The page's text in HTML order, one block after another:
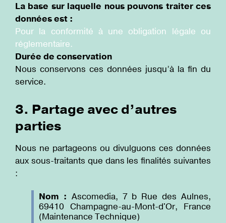
La base sur laquelle nous pouvons traiter ces
données est :
Pour la conformité à une obligation légale ou
réglementaire.
Durée de conservation
Nous conservons ces données jusqu’à la fin du
service.
3. Partage avec d’autres
parties
Nous ne partageons ou divulguons ces données
aux sous-traitants que dans les finalités suivantes
:
Nom : Ascomedia, 7 b Rue des Aulnes,
69410 Champagne-au-Mont-d'Or, France
(Maintenance Technique)